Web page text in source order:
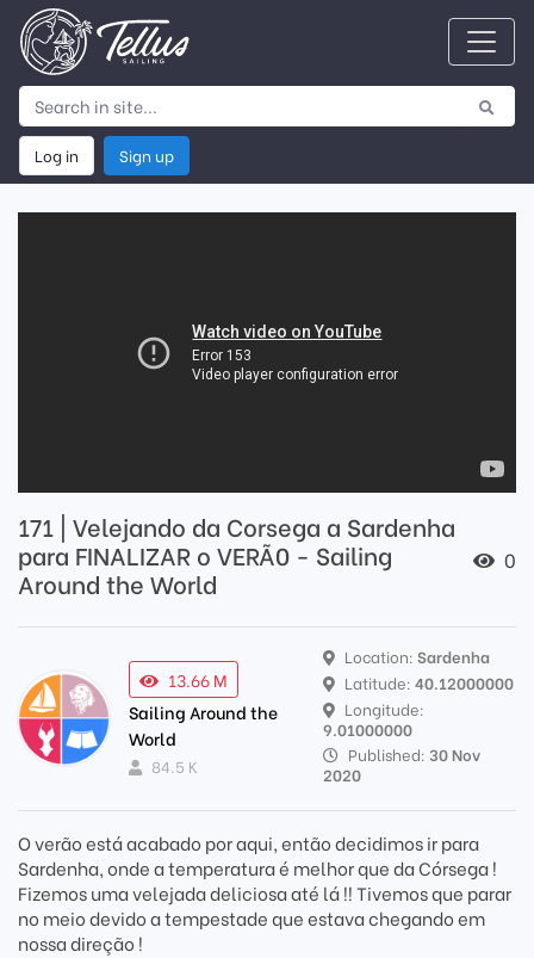
Log in Sign up
171 | Velejando da Corsega a Sardenha
para FINALIZAR o VERÃ0 - Sailing
Around the World
0
13.66 M
Sailing Around the
World
84.5 K
Location:Sardenha
Latitude:40.12000000
Longitude:
9.01000000
Published: 30 Nov
2020
O verão está acabado por aqui, então decidimos ir para
Sardenha, onde a temperatura é melhor que da Córsega !
Fizemos uma velejada deliciosa até lá !! Tivemos que parar
no meio devido a tempestade que estava chegando em
nossa direção !